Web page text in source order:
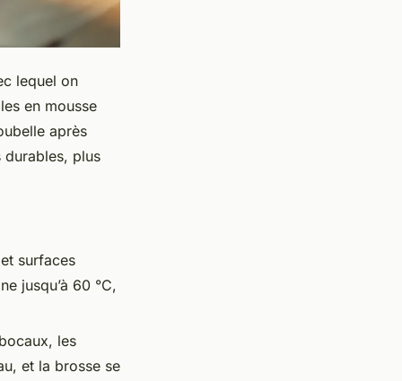
lequel on
en mousse
après
durables, plus
surfaces
jusqu’à 60 °C,
les
et la brosse se